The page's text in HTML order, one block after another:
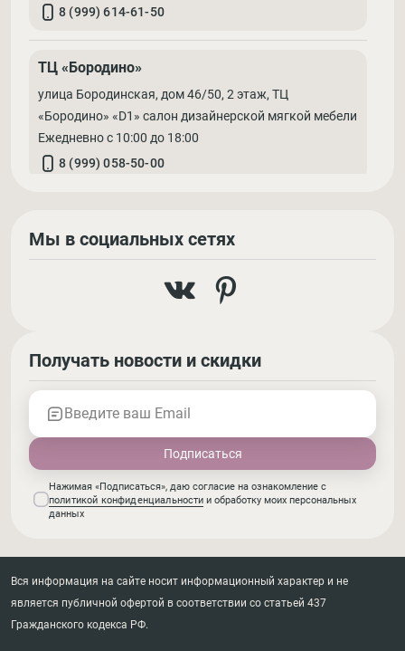
8 (999) 614-61-50
ТЦ «Бородино»
улица Бородинская, дом 46/50, 2 этаж, ТЦ
«Бородино» «D1» салон дизайнерской мягкой мебели
Ежедневно с 10:00 до 18:00
8 (999) 058-50-00
Мы в социальных сетях
Получать новости и скидки
Введите ваш Email
Нажимая «Подписаться», даю согласие на ознакомление с
политикой конфиденциальности и обработку моих персональных
данных
Вся информация на сайте носит информационный характер и не
является публичной офертой в соответствии со статьей 437
Гражданского кодекса РФ.